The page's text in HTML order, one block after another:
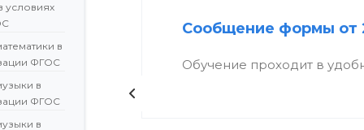
условиях
в
ФГОС
в
ФГОС
в
Сообщение формы от
Обучение проходит в